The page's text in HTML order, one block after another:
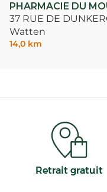
PHARMACIE DU
37 RUE DE
Watten
14,0 km
Retrait gratuit